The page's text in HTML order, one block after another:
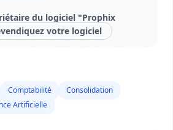
du logiciel "Prophix
votre logiciel
Comptabilité
Consolidation
Artificielle